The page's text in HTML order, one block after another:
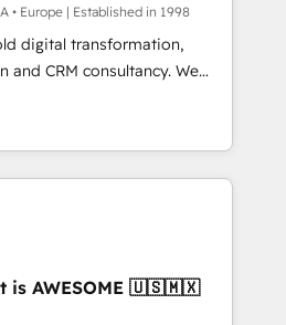
companies as well the
services: -
website
• Europe | Established in 1998
digital transformation,
CRM consultancy. We
enterprise clients to
digital and fuel their
inefficiencies, improve
services: • CRM
Development • RevOps &
Automation What
is AWESOME 🇺🇸🇲🇽